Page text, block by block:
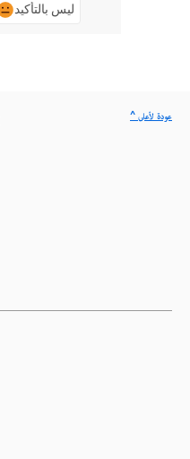
ليس بالتأكيد
^ عودة لأعلى